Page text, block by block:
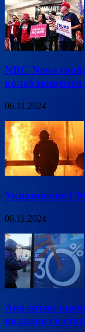
NBC News
06.11.2024
Украинские
06.11.2024
Аналитик
вкладов со